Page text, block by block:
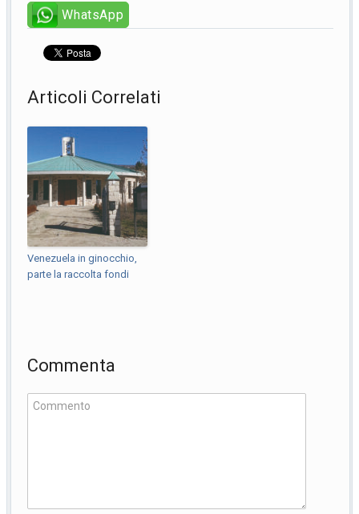
WhatsApp
Articoli Correlati
Venezuela in ginocchio,
parte la raccolta fondi
Commenta